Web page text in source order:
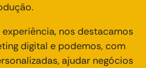
nos destacamos
digital e podemos, com
ajudar negócios